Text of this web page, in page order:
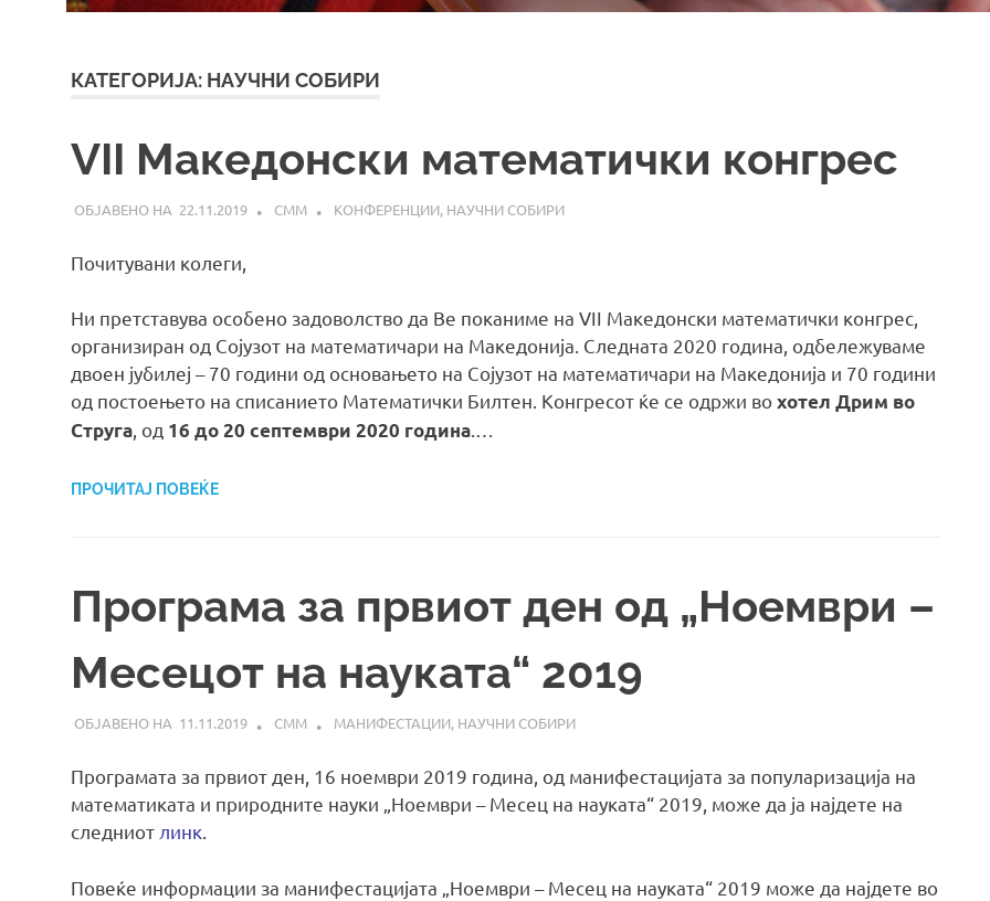
КАТЕГОРИЈА: НАУЧНИ СОБИРИ
VII Македонски математички конгрес
22.11.2019 СММ КОНФЕРЕНЦИИ, НАУЧНИ СОБИРИ
Почитувани колеги,
Ни претставува особено задоволство да Ве поканиме на VII Македонски математички конгрес,
организиран од Сојузот на математичари на Македонија. Следната 2020 година, одбележуваме
двоен јубилеј – 70 години од основањето на Сојузот на математичари на Македонија и 70 години
од постоењето на списанието Математички Билтен. Конгресот ќе се одржи вохотел Дрим во
Струга, од 16 до 20 септември 2020 година.…
ПРОЧИТАЈ ПОВЕЌЕ
Програма за првиот ден од „Ноември –
Месецот на науката“ 2019
11.11.2019 СММ МАНИФЕСТАЦИИ, НАУЧНИ СОБИРИ
Програмата за првиот ден, 16 ноември 2019 година, од манифестацијата за популаризација на
математиката и природните науки „Ноември – Месец на науката“ 2019, може да ја најдете на
следниот линк
Повеќе информации за манифестацијата „Ноември – Месец на науката“ 2019 може да најдете во